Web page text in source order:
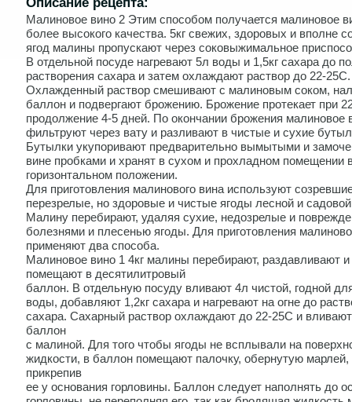
Малиновое вино 2 Этим способом получается малиновое
более высокого качества. 5кг свежих, здоровых и вполне
ягод малины пропускают через соковыжимальное
В отдельной посуде нагревают 5л воды и 1,5кг сахара до
растворения сахара и затем охлаждают раствор до 22-25С.
Охлажденный раствор смешивают с малиновым соком,
баллон и подвергают брожению. Брожение протекает при
продолжение 4-5 дней. По окончании брожения малиновое
фильтруют через вату и разливают в чистые и сухие
Бутылки укупоривают предварительно вымытыми и
вине пробками и хранят в сухом и прохладном помещении
горизонтальном положении.
Для приготовления малинового вина используют
перезрелые, но здоровые и чистые ягоды лесной и
Малину перебирают, удаляя сухие, недозрелые и
болезнями и плесенью ягоды. Для приготовления
применяют два способа.
Малиновое вино 1 4кг малины перебирают, раздавливают и
помещают в десятилитровый
баллон. В отдельную посуду вливают 4л чистой, годной
воды, добавляют 1,2кг сахара и нагревают на огне до
сахара. Сахарный раствор охлаждают до 22-25С и
баллон
с малиной. Для того чтобы ягоды не всплывали на
жидкости, в баллон помещают палочку, обернутую марлей,
прикрепив
ее у основания горловины. Баллон следует наполнять до